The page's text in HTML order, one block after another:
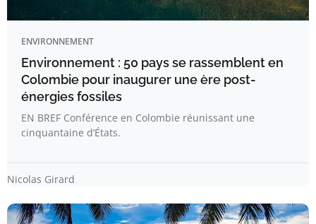
ENVIRONNEMENT
Environnement : 50 pays se rassemblent en
Colombie pour inaugurer une ère post-
énergies fossiles
EN BREF Conférence en Colombie réunissant une
cinquantaine d’États.
Nicolas Girard